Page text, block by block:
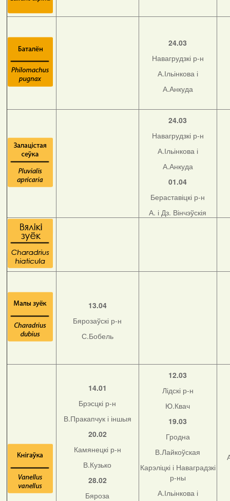
24.03
Навагрудзкі р-н
А.Ільінкова і
А.Анкуда
24.03
Навагрудзкі р-н
А.Ільінкова і
А.Анкуда
01.04
Бераставіцкі р-н
А. і Дз. Вінчэўскія
13.04
Бярозаўскі р-н
С.Бобель
14.01
Брэсцкі р-н
В.Пракапчук і іншыя
20.02
Камянецкі р-н
В.Кузько
28.02
Бяроза
12.03
Лідскі р-н
Ю.Квач
19.03
Гродна
В.Лайкоўская
Карэліцкі і Наваградзкі
р-ны
А.Ільінкова і